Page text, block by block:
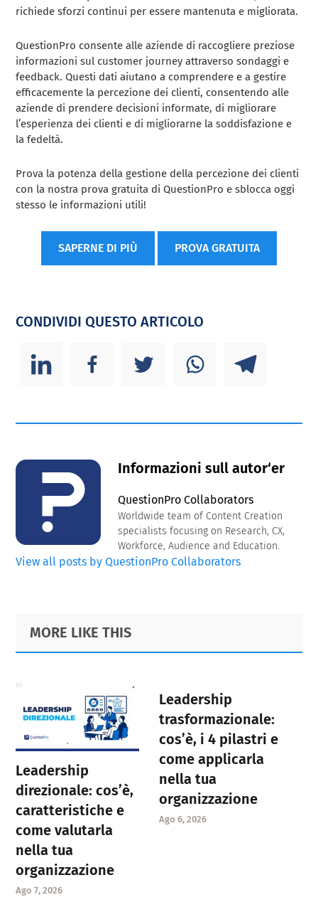
richiede sforzi continui per essere mantenuta e migliorata.
QuestionPro consente alle aziende di raccogliere preziose
informazioni sul customer journey attraverso sondaggi e
feedback. Questi dati aiutano a comprendere e a gestire
efficacemente la percezione dei clienti, consentendo alle
aziende di prendere decisioni informate, di migliorare
l’esperienza dei clienti e di migliorarne la soddisfazione e
la fedeltà.
Prova la potenza della gestione della percezione dei clienti
con la nostra prova gratuita di QuestionPro e sblocca oggi
stesso le informazioni utili!
SAPERNE DI PIÙ PROVA GRATUITA
CONDIVIDI QUESTO ARTICOLO
Informazioni sull autor‘er
QuestionPro Collaborators
Worldwide team of Content Creation
specialists focusing on Research, CX,
Workforce, Audience and Education.
View all posts by QuestionPro Collaborators
Primary
Sidebar
Footer
MORE LIKE THIS
Leadership
direzionale: cos’è,
caratteristiche e
come valutarla
nella tua
organizzazione
Ago 7, 2026
Leadership
trasformazionale:
cos’è, i 4 pilastri e
come applicarla
nella tua
organizzazione
Ago 6, 2026